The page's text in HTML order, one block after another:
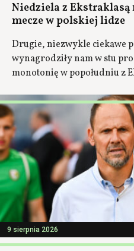
Niedziela z Ekstraklasą
mecze w polskiej lidze
Drugie, niezwykle ciekawe
wynagrodziły nam w stu
monotonię w popołudniu z
9 sierpnia 2026